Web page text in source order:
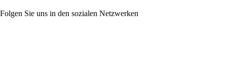
Folgen Sie uns in den sozialen Netzwerken